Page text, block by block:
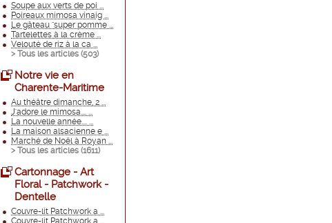
Soupe aux verts de poi ...
Poireaux mimosa vinaig ...
Le gâteau "super pomme ...
Tartelettes à la crème ...
Velouté de riz à la ca ...
> Tous les articles (503)
Notre vie en
Charente-Maritime
Au théâtre dimanche, 2 ...
J'adore le mimosa.... ...
La nouvelle année.... ...
La maison alsacienne e ...
Marché de Noël à Royan ...
> Tous les articles (1611)
Cartonnage - Art
Floral - Patchwork -
Dentelle
Couvre-lit Patchwork a ...
Couvre-lit Patchwork a ...